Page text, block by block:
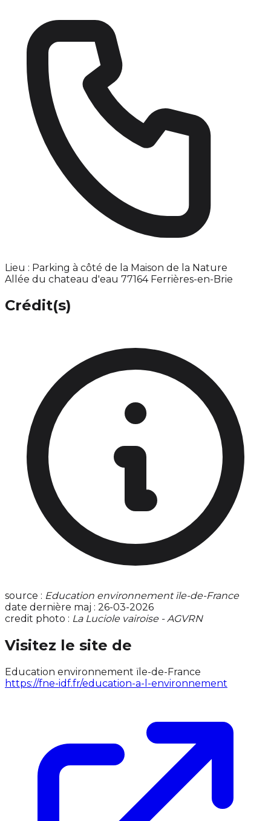
Lieu : Parking à côté de la Maison de la Nature
Allée du chateau d'eau 77164 Ferrières-en-Brie
Crédit(s)
source : Education environnement ïle-de-France
date dernière maj : 26-03-2026
credit photo : La Luciole vairoise - AGVRN
Visitez le site de
Education environnement ïle-de-France
https://fne-idf.fr/education-a-l-environnement